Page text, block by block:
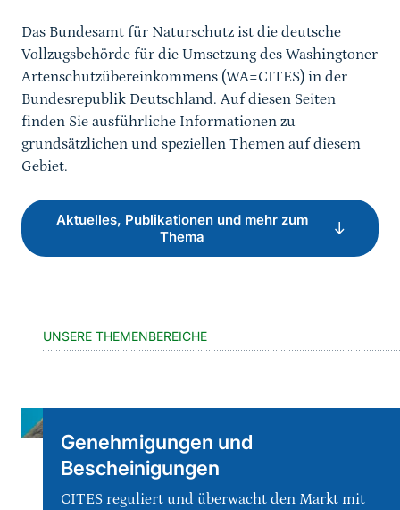
Das Bundesamt für Naturschutz ist die deutsche
Vollzugsbehörde für die Umsetzung des Washingtoner
Artenschutzübereinkommens (WA=CITES) in der
Bundesrepublik Deutschland. Auf diesen Seiten
finden Sie ausführliche Informationen zu
grundsätzlichen und speziellen Themen auf diesem
Gebiet.
Aktuelles, Publikationen und mehr zum
Thema
UNSERE THEMENBEREICHE
Genehmigungen und
Bescheinigungen
CITES reguliert und überwacht den Markt mit